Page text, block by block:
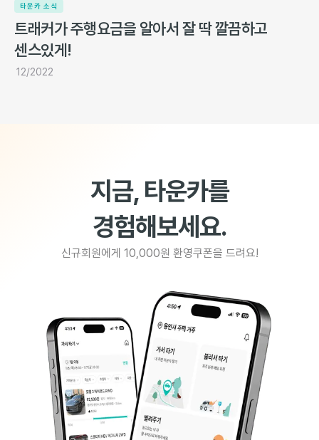
타운카 소식
트래커가 주행요금을 알아서 잘 딱 깔끔하고
센스있게!
12/2022
지금, 타운카를
경험해보세요.
신규회원에게 10,000원 환영쿠폰을 드려요!